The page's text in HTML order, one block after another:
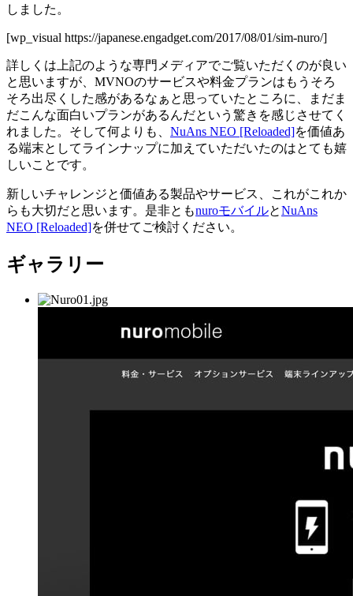
しました。
[wp_visual https://japanese.engadget.com/2017/08/01/sim-nuro/]
詳しくは上記のような専門メディアでご覧いただくのが良い
と思いますが、MVNOのサービスや料金プランはもうそろ
そろ出尽くした感があるなぁと思っていたところに、まだま
だこんな面白いプランがあるんだという驚きを感じさせてく
れました。そして何よりも、 NuAns NEO [Reloaded]を価値あ
る端末としてラインナップに加えていただいたのはとても嬉
しいことです。
新しいチャレンジと価値ある製品やサービス、これがこれか
らも大切だと思います。是非ともnuroモバイルとNuAns
NEO [Reloaded]を併せてご検討ください。
ギャラリー